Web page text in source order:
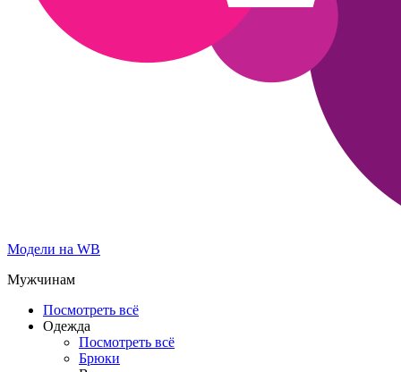
Модели на WB
Мужчинам
Посмотреть всё
Одежда
Посмотреть всё
Брюки